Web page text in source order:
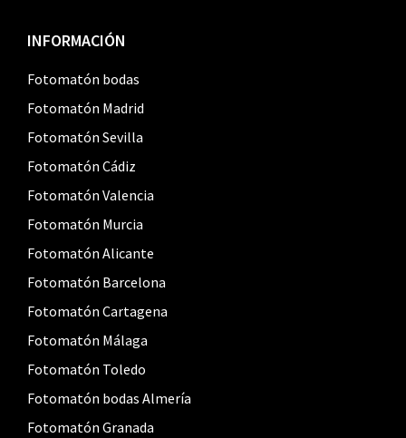
Footer
INFORMACIÓN
Fotomatón bodas
Fotomatón Madrid
Fotomatón Sevilla
Fotomatón Cádiz
Fotomatón Valencia
Fotomatón Murcia
Fotomatón Alicante
Fotomatón Barcelona
Fotomatón Cartagena
Fotomatón Málaga
Fotomatón Toledo
Fotomatón bodas Almería
Fotomatón Granada